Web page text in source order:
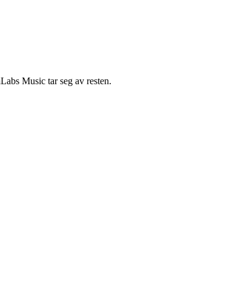
Music tar seg av resten.